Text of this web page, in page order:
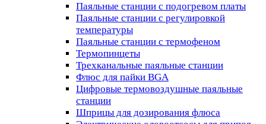
Паяльные станции с подогревом платы
Паяльные станции с регулировкой
температуры
Паяльные станции с термофеном
Термопинцеты
Трехканальные паяльные станции
Флюс для пайки BGA
Цифровые термовоздушные паяльные
станции
Шприцы для дозирования флюса